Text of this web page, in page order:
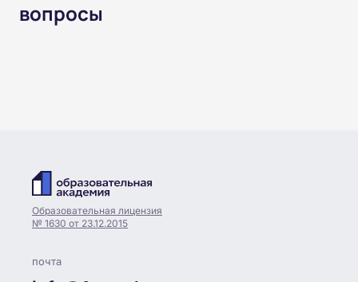
вопросы
Образовательная лицензия
№ 1630 от 23.12.2015
почта